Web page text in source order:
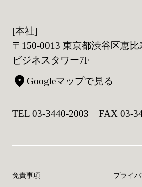
[本社]
〒150-0013 東京都渋谷区恵
ビジネスタワー7F
Googleマップで見る
TEL 03-3440-2003 FAX 03-
免責事項 プライ